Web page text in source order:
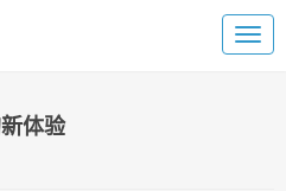
体验